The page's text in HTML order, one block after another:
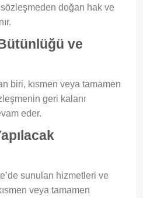
doğan hak ve
ve
biri, kısmen veya tamamen
geri kalanı
eder.
sunulan hizmetleri ve
veya tamamen